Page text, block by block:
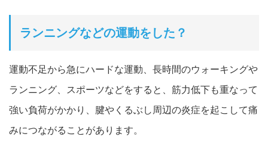
ランニングなどの運動をした？
運動不足から急にハードな運動、長時間のウォーキングや
ランニング、スポーツなどをすると、筋力低下も重なって
強い負荷がかかり、腱やくるぶし周辺の炎症を起こして痛
みにつながることがあります。